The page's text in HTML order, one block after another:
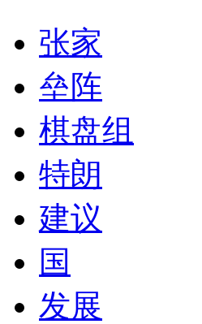
张家
垒阵
棋盘组
特朗
建议
国
发展